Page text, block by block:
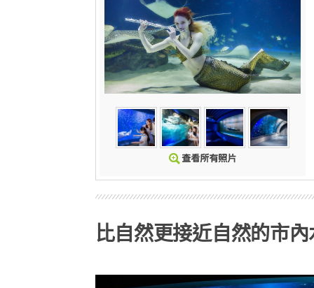
比自然更接近自然的市